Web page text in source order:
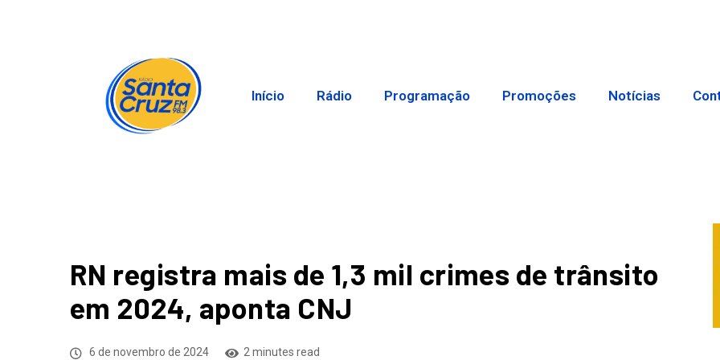
Início Rádio Programação Promoções Notícias
RN registra mais de 1,3 mil crimes de trânsito
em 2024, aponta CNJ
6 de novembro de 2024 2 minutes read